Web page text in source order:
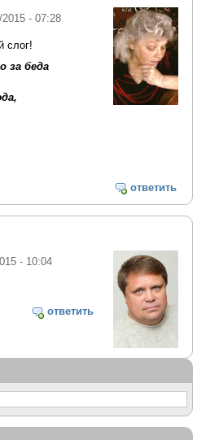
2015 - 07:28
слог!
за беда
ответить
- 10:04
ответить